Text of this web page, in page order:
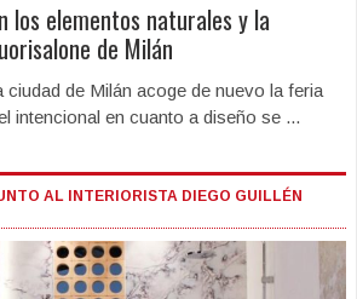
los elementos naturales y la
de Milán
ciudad de Milán acoge de nuevo la feria
intencional en cuanto a diseño se ...
AL INTERIORISTA DIEGO GUILLÉN